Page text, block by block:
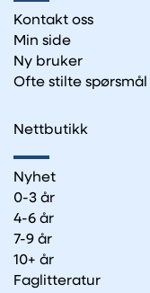
Kontakt oss
Min side
Ny bruker
Ofte stilte spørsmål
Nettbutikk
Nyhet
0-3 år
4-6 år
7-9 år
10+ år
Faglitteratur